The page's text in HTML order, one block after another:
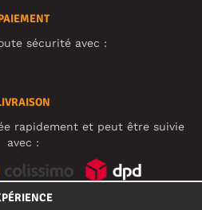
sécurité avec :
rapidement et peut être suivie
avec :